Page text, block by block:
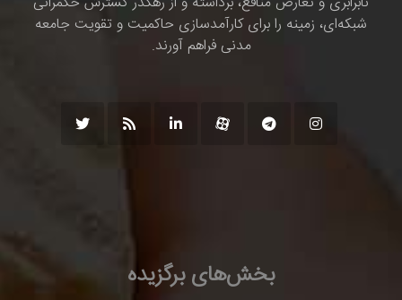
شبکه‌ای، زمینه را برای کارآمدسازی حاکمیت و تقویت جامعه
مدنی فراهم آورند.
بخش‌های برگزیده